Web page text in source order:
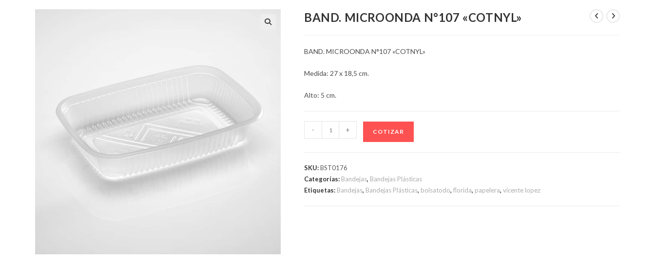
BAND. MICROONDA N°107 «COTNYL»
BAND. MICROONDA N°107 «COTNYL»
Medida: 27 x 18,5 cm.
Alto: 5 cm.
MICROONDA
cantidad
- + COTIZAR
SKU:BST0176
Categorías: Bandejas, Bandejas Plásticas
Etiquetas: Bandejas, Bandejas Plásticas, bolsatodo, florida, papelera, vicente lopez